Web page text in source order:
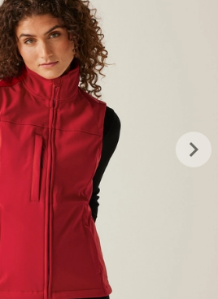
keyboard_arrow_right